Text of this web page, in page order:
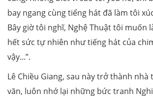
bay ngang cùng tiếng hát đã làm tôi
Bây giờ tôi nghĩ, Nghệ Thuật tôi muốn
hết sức tự nhiên như tiếng hát của
vậy...”.
Lê Chiều Giang, sau này trở thành nhà
văn, luôn nhớ lại những bức tranh